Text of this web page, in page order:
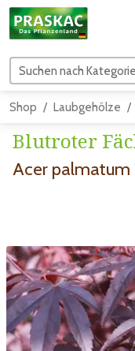
Shop Laubgehölze
Blutroter
Acer